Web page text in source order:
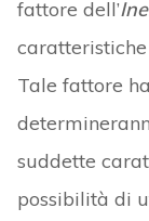
fattore dell’
Tale fattore
suddette
possibilità di